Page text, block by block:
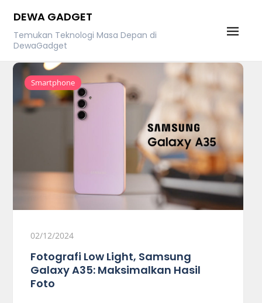
content
DEWA GADGET
Temukan Teknologi Masa Depan di
DewaGadget
Smartphone
02/12/2024
Fotografi Low Light, Samsung
Galaxy A35: Maksimalkan Hasil
Foto